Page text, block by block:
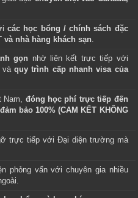
các học bổng / chính sách đặc
và nhà hàng khách sạn.
gọn nhờ liên kết trực tiếp với
vàquy trình cấp nhanh visa của
Nam, đóng học phí trực tiếp đến
bảo 100% (CAM KẾT KHÔNG
trực tiếp với Đại diện trường mà
phỏng vấn với chuyên gia nhiều